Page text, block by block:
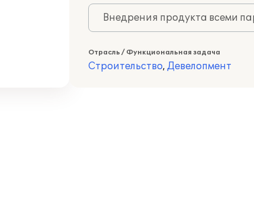
Внедрения продукта всеми
Отрасль / Функциональная задача
Строительство, Девелопмент